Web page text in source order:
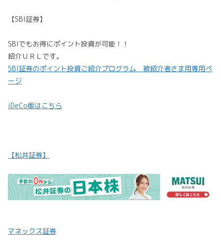
【SBI証券】
SBIでもお得にポイント投資が可能！！
紹介ＵＲＬです。
SBI証券のポイント投資ご紹介プログラム 被紹介者さま用専用ペ
ージ
iDeCo版はこちら
【松井証券】
マネックス証券